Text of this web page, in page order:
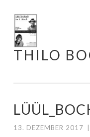
Springe
zum
Inhalt
THILO
13. DEZEMBER 2017